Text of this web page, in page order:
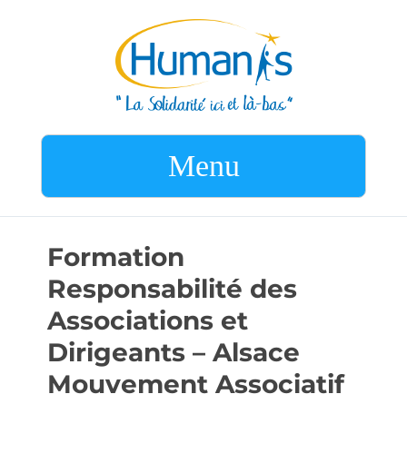
Menu
Formation
Responsabilité des
Associations et
Dirigeants – Alsace
Mouvement Associatif